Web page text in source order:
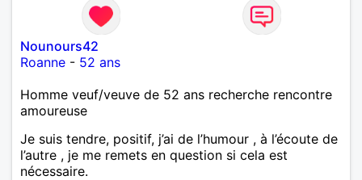
Nounours42
Roanne - 52 ans
Homme veuf/veuve de 52 ans recherche rencontre
amoureuse
Je suis tendre, positif, j’ai de l’humour , à l’écoute de
l’autre , je me remets en question si cela est
nécessaire.